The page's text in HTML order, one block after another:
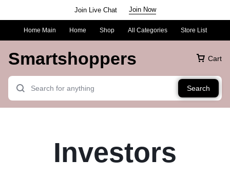
Join Live Chat Join Now
Home Main Home Shop All Categories Store List
Smartshoppers Cart
Search
Investors